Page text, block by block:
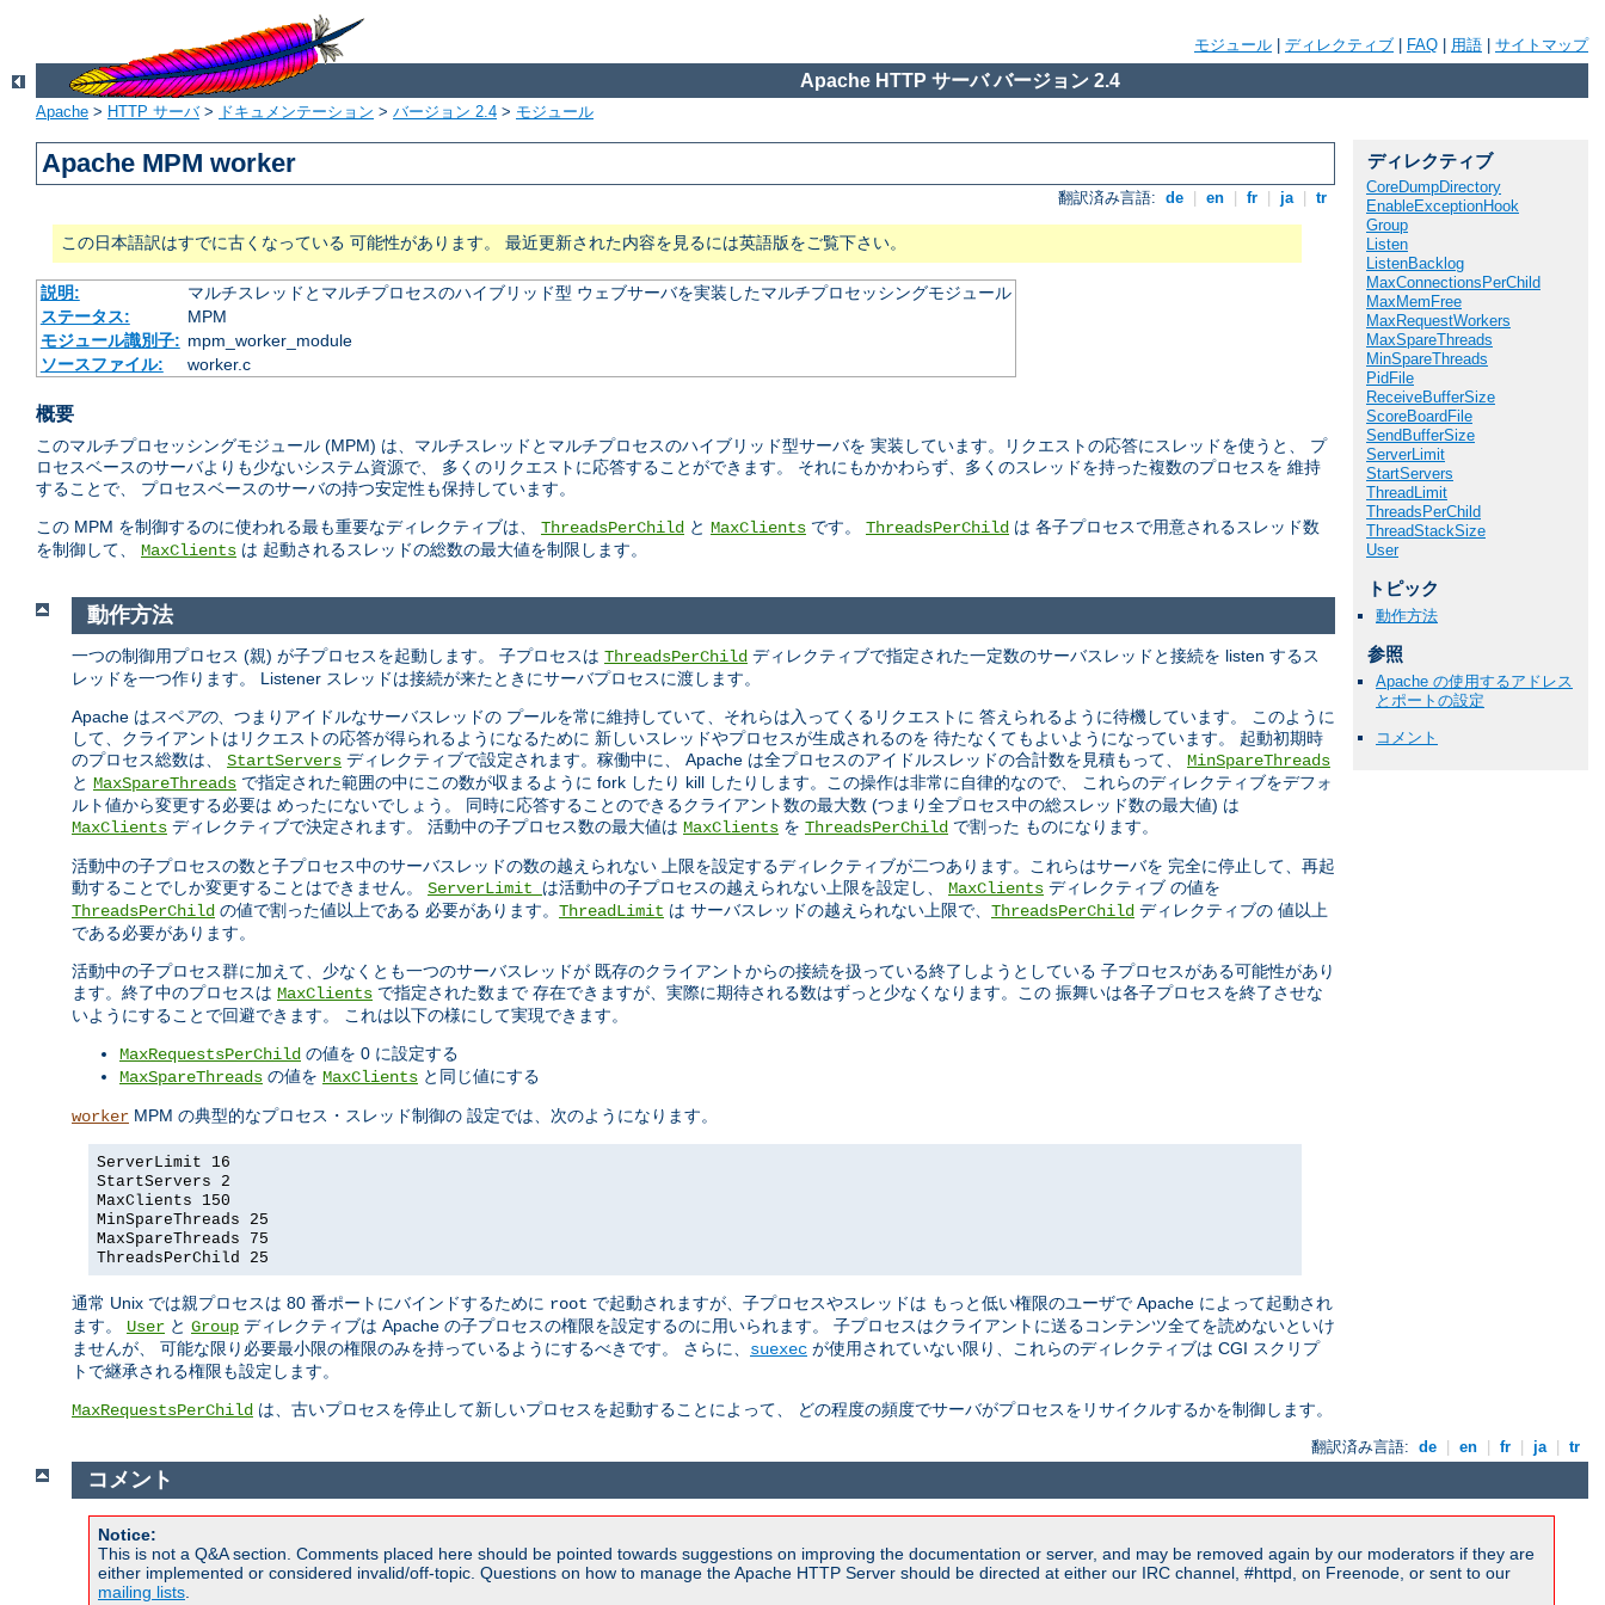
モジュール ディレクティブ FAQ 用語 サイトマップ
Apache HTTP サーバ バージョン 2.4
Apache > HTTP サーバ> ドキュメンテーション > バージョン 2.4 > モジュール
Apache MPM worker
翻訳済み言語: de en fr ja tr
この日本語訳はすでに古くなっている 可能性があります。 最近更新された内容を見るには英語版をご覧下さい。
説明:
マルチスレッドとマルチプロセスのハイブリッド型 ウェブサーバを実装したマルチプロセッシングモジュール
ステータス:
MPM
モジュール識別子: mpm_worker_module
ソースファイル:
worker.c
概要
このマルチプロセッシングモジュール (MPM) は、マルチスレッドとマルチプロセスのハイブリッド型サーバを 実装しています。リクエストの応答にスレッドを使うと、 プ
ロセスベースのサーバよりも少ないシステム資源で、 多くのリクエストに応答することができます。 それにもかかわらず、多くのスレッドを持った複数のプロセスを 維持
することで、 プロセスベースのサーバの持つ安定性も保持しています。
この MPM を制御するのに使われる最も重要なディレクティブは、 ThreadsPerChild と MaxClients です。 ThreadsPerChild は 各子プロセスで用意されるスレッド数
を制御して、 MaxClients は 起動されるスレッドの総数の最大値を制限します。
ディレクティブ
CoreDumpDirectory
EnableExceptionHook
Group
Listen
ListenBacklog
MaxConnectionsPerChild
MaxMemFree
MaxRequestWorkers
MaxSpareThreads
MinSpareThreads
PidFile
ReceiveBufferSize
ScoreBoardFile
SendBufferSize
ServerLimit
StartServers
ThreadLimit
ThreadsPerChild
ThreadStackSize
User
トピック
動作方法
参照
Apache の使用するアドレス
とポートの設定
コメント
動作方法
一つの制御用プロセス (親) が子プロセスを起動します。 子プロセスは ThreadsPerChild ディレクティブで指定された一定数のサーバスレッドと接続を listen するス
レッドを一つ作ります。 Listener スレッドは接続が来たときにサーバプロセスに渡します。
Apache は スペアの、つまりアイドルなサーバスレッドの プールを常に維持していて、それらは入ってくるリクエストに 答えられるように待機しています。 このように
して、クライアントはリクエストの応答が得られるようになるために 新しいスレッドやプロセスが生成されるのを 待たなくてもよいようになっています。 起動初期時
のプロセス総数は、 StartServers ディレクティブで設定されます。稼働中に、 Apache は全プロセスのアイドルスレッドの合計数を見積もって、 MinSpareThreads
と MaxSpareThreads で指定された範囲の中にこの数が収まるように fork したり kill したりします。この操作は非常に自律的なので、 これらのディレクティブをデフォ
ルト値から変更する必要は めったにないでしょう。 同時に応答することのできるクライアント数の最大数 (つまり全プロセス中の総スレッド数の最大値) は
MaxClients ディレクティブで決定されます。 活動中の子プロセス数の最大値は MaxClients を ThreadsPerChild で割った ものになります。
活動中の子プロセスの数と子プロセス中のサーバスレッドの数の越えられない 上限を設定するディレクティブが二つあります。これらはサーバを 完全に停止して、再起
動することでしか変更することはできません。 ServerLimit は活動中の子プロセスの越えられない上限を設定し、 MaxClients ディレクティブ の値を
ThreadsPerChild の値で割った値以上である 必要があります。 ThreadLimit は サーバスレッドの越えられない上限で、 ThreadsPerChild ディレクティブの 値以上
である必要があります。
活動中の子プロセス群に加えて、少なくとも一つのサーバスレッドが 既存のクライアントからの接続を扱っている終了しようとしている 子プロセスがある可能性があり
ます。終了中のプロセスは MaxClients で指定された数まで 存在できますが、実際に期待される数はずっと少なくなります。この 振舞いは各子プロセスを終了させな
いようにすることで回避できます。 これは以下の様にして実現できます。
MaxRequestsPerChild の値を 0 に設定する
MaxSpareThreads の値を MaxClients と同じ値にする
worker MPM の典型的なプロセス・スレッド制御の 設定では、次のようになります。
ServerLimit 16
StartServers 2
MaxClients 150
MinSpareThreads 25
MaxSpareThreads 75
ThreadsPerChild 25
通常 Unix では親プロセスは 80 番ポートにバインドするために root で起動されますが、子プロセスやスレッドは もっと低い権限のユーザで Apache によって起動され
ます。 User と Group ディレクティブは Apache の子プロセスの権限を設定するのに用いられます。 子プロセスはクライアントに送るコンテンツ全てを読めないといけ
ませんが、 可能な限り必要最小限の権限のみを持っているようにするべきです。 さらに、 suexec が使用されていない限り、これらのディレクティブは CGI スクリプ
トで継承される権限も設定します。
MaxRequestsPerChild は、古いプロセスを停止して新しいプロセスを起動することによって、 どの程度の頻度でサーバがプロセスをリサイクルするかを制御します。
翻訳済み言語: de en fr ja tr
コメント
Notice:
This is not a Q&A section. Comments placed here should be pointed towards suggestions on improving the documentation or server, and may be removed again by our moderators if they are
either implemented or considered invalid/off-topic. Questions on how to manage the Apache HTTP Server should be directed at either our IRC channel, #httpd, on Freenode, or sent to our
mailing lists